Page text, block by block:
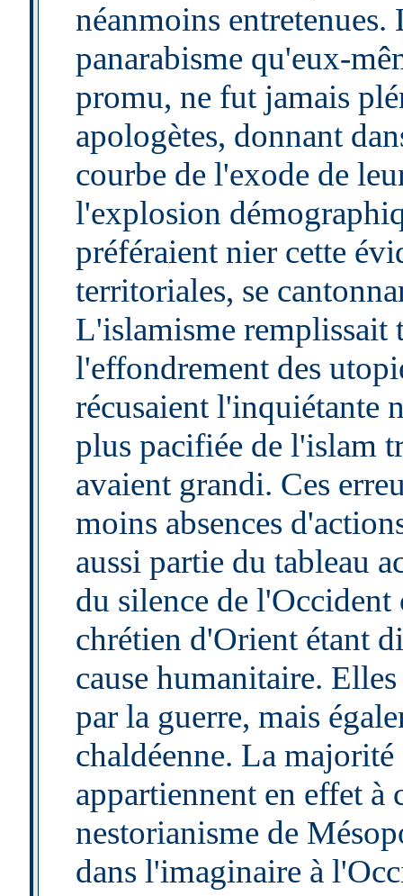
néanmoins
panarabisme qu'eux-
promu, ne fut jamais
apologètes, donnant
courbe de l'exode de
l'explosion
préféraient nier cette
territoriales, se
L'islamisme remplissait
l'effondrement des
récusaient l'inquiétante
plus pacifiée de l'islam
avaient grandi. Ces
moins absences
aussi partie du tableau
du silence de l'Occident
chrétien d'Orient étant
cause humanitaire.
par la guerre, mais
chaldéenne. La
appartiennent en effet à
nestorianisme de
dans l'imaginaire à